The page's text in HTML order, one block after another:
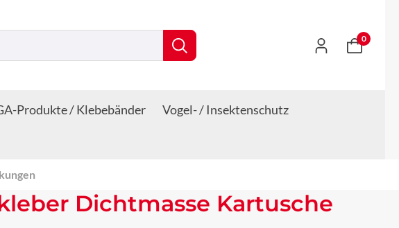
0
Produkte / Klebebänder
Vogel- / Insektenschutz
Dichtmasse Kartusche